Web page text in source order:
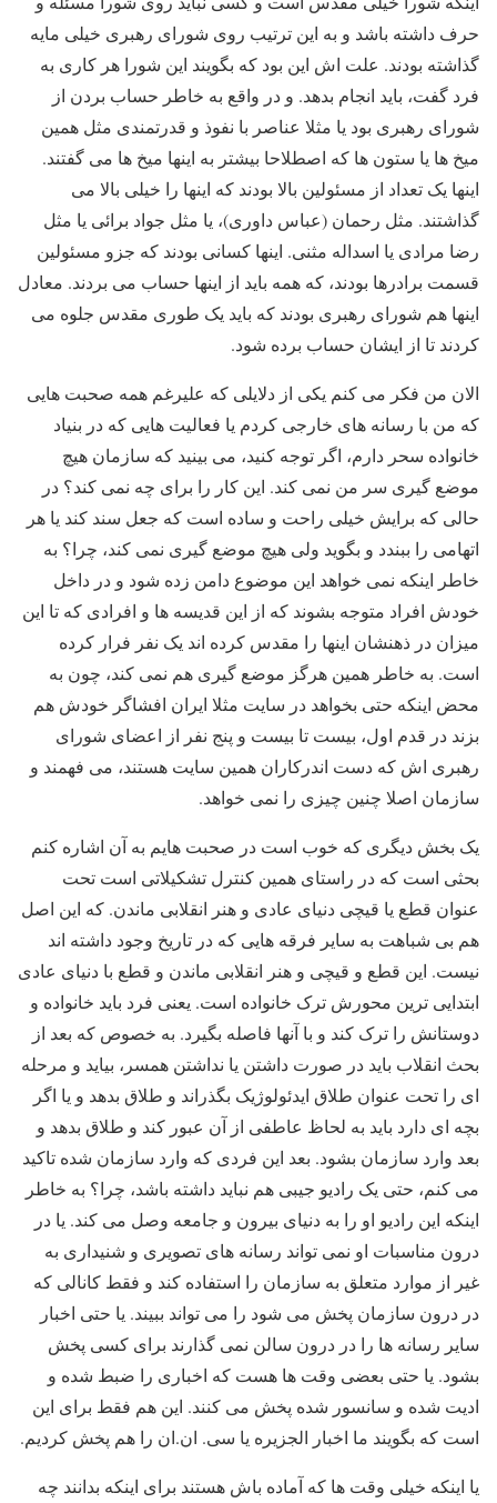
حرف داشته باشد و به این ترتیب روی شورای رهبری خیلی مایه
گذاشته بودند. علت اش این بود که بگویند این شورا هر کاری به
فرد گفت، باید انجام بدهد. و در واقع به خاطر حساب بردن از
شورای رهبری بود یا مثلا عناصر با نفوذ و قدرتمندی مثل همین
میخ ها یا ستون ها که اصطلاحا بیشتر به اینها میخ ها می گفتند.
اینها یک تعداد از مسئولین بالا بودند که اینها را خیلی بالا می
گذاشتند. مثل رحمان (عباس داوری)، یا مثل جواد برائی یا مثل
رضا مرادی یا اسداله مثنی. اینها کسانی بودند که جزو مسئولین
قسمت برادرها بودند، که همه باید از اینها حساب می بردند. معادل
اینها هم شورای رهبری بودند که باید یک طوری مقدس جلوه می
کردند تا از ایشان حساب برده شود.
الان من فکر می کنم یکی از دلایلی که علیرغم همه صحبت هایی
که من با رسانه های خارجی کردم یا فعالیت هایی که در بنیاد
خانواده سحر دارم، اگر توجه کنید، می بینید که سازمان هیچ
موضع گیری سر من نمی کند. این کار را برای چه نمی کند؟ در
حالی که برایش خیلی راحت و ساده است که جعل سند کند یا هر
اتهامی را ببندد و بگوید ولی هیچ موضع گیری نمی کند، چرا؟ به
خاطر اینکه نمی خواهد این موضوع دامن زده شود و در داخل
خودش افراد متوجه بشوند که از این قدیسه ها و افرادی که تا این
میزان در ذهنشان اینها را مقدس کرده اند یک نفر فرار کرده
است. به خاطر همین هرگز موضع گیری هم نمی کند، چون به
محض اینکه حتی بخواهد در سایت مثلا ایران افشاگر خودش هم
بزند در قدم اول، بیست تا بیست و پنج نفر از اعضای شورای
رهبری اش که دست اندرکاران همین سایت هستند، می فهمند و
سازمان اصلا چنین چیزی را نمی خواهد.
یک بخش دیگری که خوب است در صحبت هایم به آن اشاره کنم
بحثی است که در راستای همین کنترل تشکیلاتی است تحت
عنوان قطع یا قیچی دنیای عادی و هنر انقلابی ماندن. که این اصل
هم بی شباهت به سایر فرقه هایی که در تاریخ وجود داشته اند
نیست. این قطع و قیچی و هنر انقلابی ماندن و قطع با دنیای عادی
ابتدایی ترین محورش ترک خانواده است. یعنی فرد باید خانواده و
دوستانش را ترک کند و با آنها فاصله بگیرد. به خصوص که بعد از
بحث انقلاب باید در صورت داشتن یا نداشتن همسر، بیاید و مرحله
ای را تحت عنوان طلاق ایدئولوژیک بگذراند و طلاق بدهد و یا اگر
بچه ای دارد باید به لحاظ عاطفی از آن عبور کند و طلاق بدهد و
بعد وارد سازمان بشود. بعد این فردی که وارد سازمان شده تاکید
می کنم، حتی یک رادیو جیبی هم نباید داشته باشد، چرا؟ به خاطر
اینکه این رادیو او را به دنیای بیرون و جامعه وصل می کند. یا در
درون مناسبات او نمی تواند رسانه های تصویری و شنیداری به
غیر از موارد متعلق به سازمان را استفاده کند و فقط کانالی که
در درون سازمان پخش می شود را می تواند ببیند. یا حتی اخبار
سایر رسانه ها را در درون سالن نمی گذارند برای کسی پخش
بشود. یا حتی بعضی وقت ها هست که اخباری را ضبط شده و
ادیت شده و سانسور شده پخش می کنند. این هم فقط برای این
است که بگویند ما اخبار الجزیره یا سی. ان.ان را هم پخش کردیم.
یا اینکه خیلی وقت ها که آماده باش هستند برای اینکه بدانند چه